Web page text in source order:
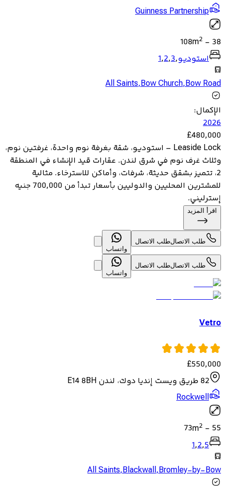
Guinness Partnership
38
-
108m2
استوديو,
1,2,3
All Saints,Bow Church,Bow Road
الإكمال:
2026
£480,000
Leaside Lock – استوديو، شقة بغرفة نوم واحدة، غرفتين نوم،
وثلاث غرف نوم في شرق لندن. عقارات قيد الإنشاء في المنطقة
2، تتميز بشقق حديثة، شرفات، وأماكن للاسترخاء. مثالية
للمشترين المحليين والدوليين بأسعار تبدأ من 700,000 جنيه
إسترليني.
اقرأ المزيد
طلب الاتصالطلب الاتصال
واتساب
طلب الاتصالطلب الاتصال
واتساب
Vetro
£550,000
82 طريق ويست إنديا دوك، لندن E14 8BH
Rockwell
55
-
73m2
1,2,5
All Saints,Blackwall,Bromley-by-Bow